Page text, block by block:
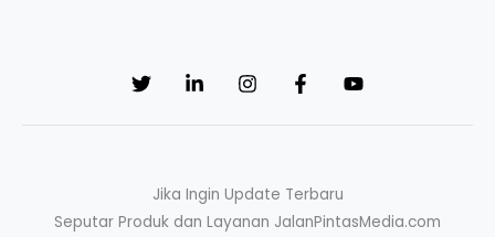
Jika Ingin Update Terbaru
Seputar Produk dan Layanan JalanPintasMedia.com